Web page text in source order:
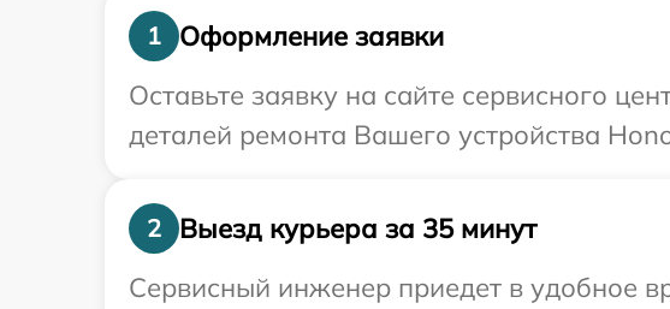
1
Оформление заявки
Оставьте заявку на сайте сервисного
деталей ремонта Вашего устройства
2
Выезд курьера за 35 минут
Сервисный инженер приедет в удобное